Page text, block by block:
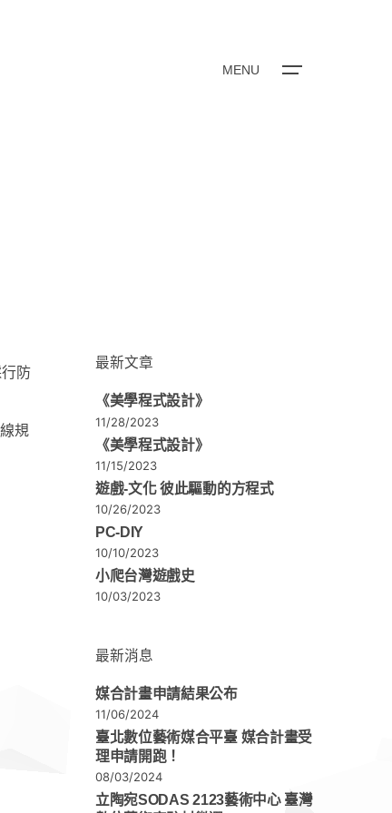
MENU
防
規
最新文章
《美學程式設計》
11/28/2023
《美學程式設計》
11/15/2023
遊戲-文化 彼此驅動的方程式
10/26/2023
PC-DIY
10/10/2023
小爬台灣遊戲史
10/03/2023
最新消息
媒合計畫申請結果公布
11/06/2024
臺北數位藝術媒合平臺 媒合計畫受
理申請開跑！
08/03/2024
立陶宛SODAS 2123藝術中心 臺灣